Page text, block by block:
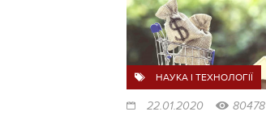
НАУКА І ТЕХНОЛОГІЇ
22.01.2020 80478